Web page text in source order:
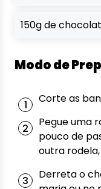
150g de
Modo de
Corte as
Pegue uma
pouco de
outra
Derreta o